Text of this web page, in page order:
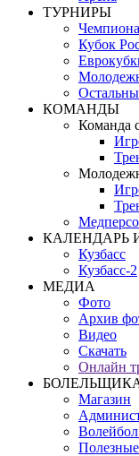
ТУРНИРЫ
Кубок
КОМАНДЫ
Команда
КАЛЕНДАРЬ
Кузбасс
Кузбасс-2
МЕДИА
Фото
Архив
Видео
Скачать
Онлайн
Магазин